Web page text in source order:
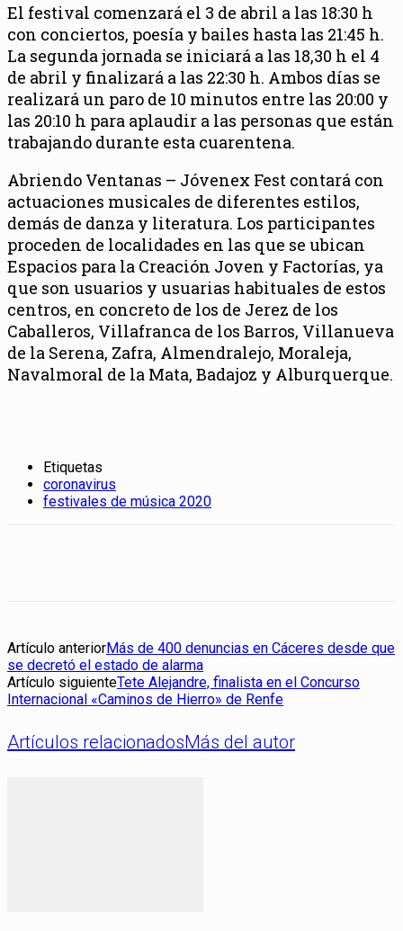
El festival comenzará el 3 de abril a las 18:30 h
con conciertos, poesía y bailes hasta las 21:45 h.
La segunda jornada se iniciará a las 18,30 h el 4
de abril y finalizará a las 22:30 h. Ambos días se
realizará un paro de 10 minutos entre las 20:00 y
las 20:10 h para aplaudir a las personas que están
trabajando durante esta cuarentena.
Abriendo Ventanas – Jóvenex Fest contará con
actuaciones musicales de diferentes estilos,
demás de danza y literatura. Los participantes
proceden de localidades en las que se ubican
Espacios para la Creación Joven y Factorías, ya
que son usuarios y usuarias habituales de estos
centros, en concreto de los de Jerez de los
Caballeros, Villafranca de los Barros, Villanueva
de la Serena, Zafra, Almendralejo, Moraleja,
Navalmoral de la Mata, Badajoz y Alburquerque.
Etiquetas
coronavirus
festivales de música 2020
Artículo anteriorMás de 400 denuncias en Cáceres desde que
se decretó el estado de alarma
Artículo siguienteTete Alejandre, finalista en el Concurso
Internacional «Caminos de Hierro» de Renfe
Artículos relacionadosMás del autor